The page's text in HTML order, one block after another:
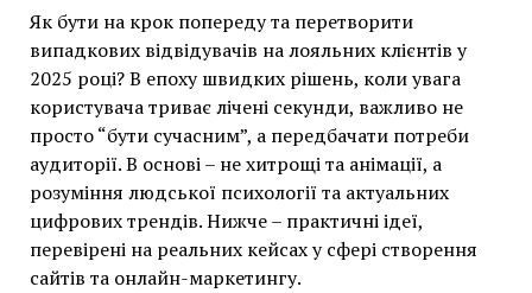
Як бути на крок попереду та перетворити
випадкових відвідувачів на лояльних клієнтів у
2025 році? В епоху швидких рішень, коли увага
користувача триває лічені секунди, важливо не
просто “бути сучасним”, а передбачати потреби
аудиторії. В основі – не хитрощі та анімації, а
розуміння людської психології та актуальних
цифрових трендів. Нижче – практичні ідеї,
перевірені на реальних кейсах у сфері створення
сайтів та онлайн-маркетингу.